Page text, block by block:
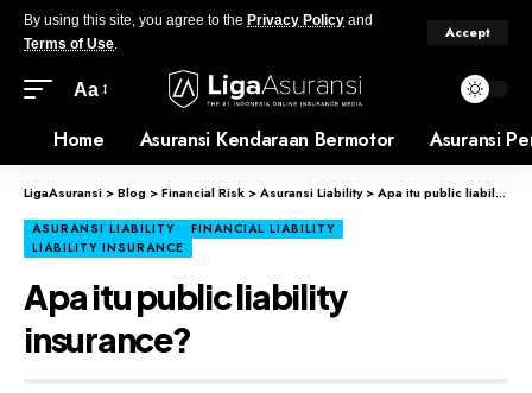
By using this site, you agree to the Privacy Policy and
Terms of Use.
Accept
Aa
Home Asuransi Kendaraan Bermotor Asuransi
LigaAsuransi >Blog >Financial Risk >Asuransi Liability>Apa itu public liability insurance?
ASURANSI LIABILITY
FINANCIAL LIABILITY
LIABILITY INSURANCE
Apa itu public liability
insurance?